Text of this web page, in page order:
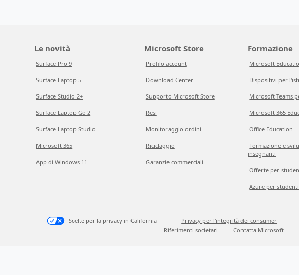
Le novità
Surface Pro 9
Surface Laptop 5
Surface Studio 2+
Surface Laptop Go 2
Surface Laptop Studio
Microsoft 365
App di Windows 11
Microsoft Store
Profilo account
Download Center
Supporto Microsoft Store
Resi
Monitoraggio ordini
Riciclaggio
Garanzie commerciali
Formazione
Microsoft
Dispositivi per
Microsoft Teams
Microsoft 365
Office Education
Formazione e
insegnanti
Offerte per
Azure per studenti
Scelte per la privacy in California
Privacy per l'integrità dei consumer
Riferimenti societari
Contatta Microsoft